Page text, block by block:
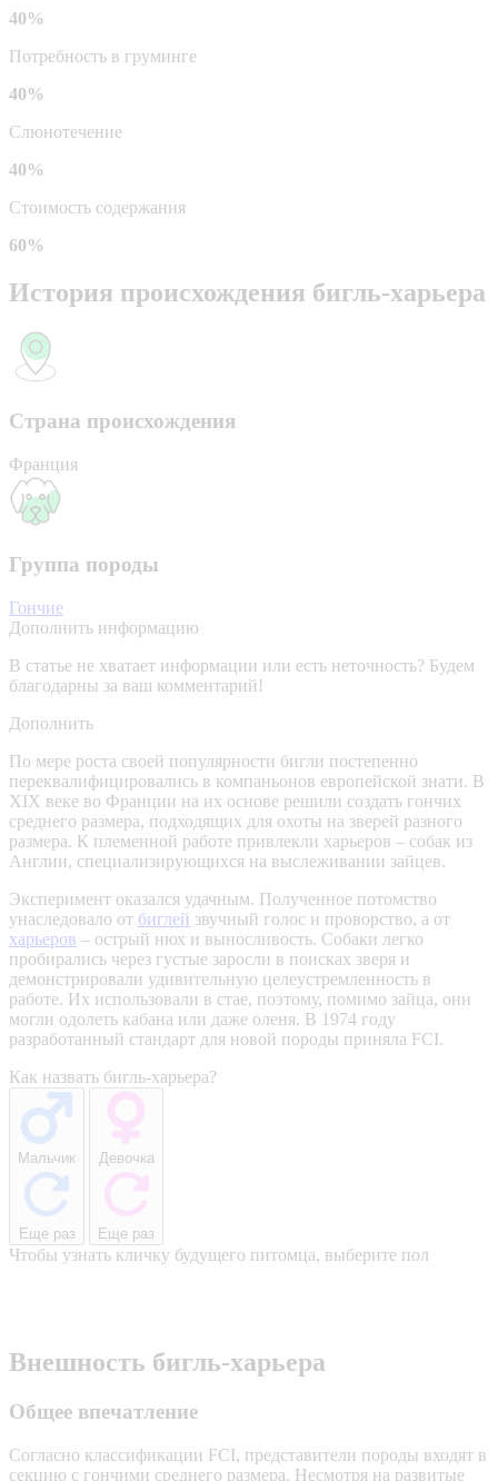
40%
Потребность в груминге
40%
Слюнотечение
40%
Стоимость содержания
60%
История происхождения бигль-харьера
Страна происхождения
Франция
Группа породы
Гончие
Дополнить информацию
В статье не хватает информации или есть неточность? Будем
благодарны за ваш комментарий!
Дополнить
По мере роста своей популярности бигли постепенно
переквалифицировались в компаньонов европейской знати. В
XIX веке во Франции на их основе решили создать гончих
среднего размера, подходящих для охоты на зверей разного
размера. К племенной работе привлекли харьеров – собак из
Англии, специализирующихся на выслеживании зайцев.
Эксперимент оказался удачным. Полученное потомство
унаследовало от биглей звучный голос и проворство, а от
харьеров – острый нюх и выносливость. Собаки легко
пробирались через густые заросли в поисках зверя и
демонстрировали удивительную целеустремленность в
работе. Их использовали в стае, поэтому, помимо зайца, они
могли одолеть кабана или даже оленя. В 1974 году
разработанный стандарт для новой породы приняла FCI.
Как назвать бигль-харьера?
Мальчик
Еще раз
Девочка
Еще раз
Чтобы узнать кличку будущего питомца, выберите пол
Внешность бигль-харьера
Общее впечатление
Согласно классификации FCI, представители породы входят в
секцию с гончими среднего размера. Несмотря на развитые